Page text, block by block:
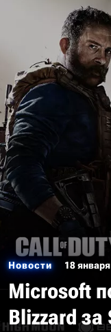
Новости 18
Microsoft
Blizzard